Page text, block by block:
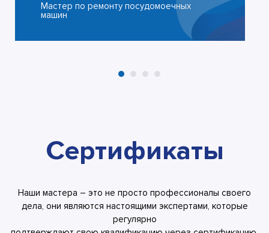
Мастер по ремонту посудомоечных
машин
Сертификаты
Наши мастера – это не просто профессионалы своего
дела, они являются настоящими экспертами, которые
регулярно